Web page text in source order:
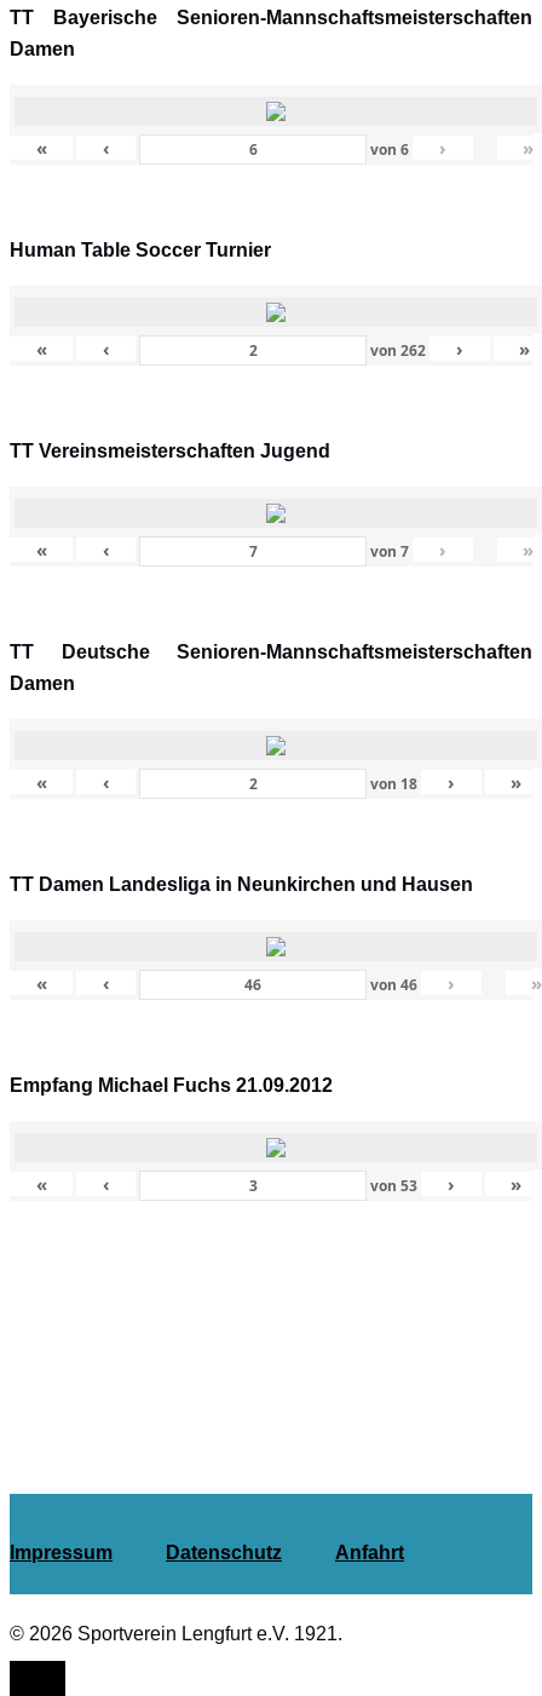
TT Bayerische Senioren-Mannschaftsmeisterschaften
Damen
« ‹ von6 › »
Human Table Soccer Turnier
« ‹ von262 › »
TT Vereinsmeisterschaften Jugend
« ‹ von7 › »
TT Deutsche Senioren-Mannschaftsmeisterschaften
Damen
« ‹ von 18 › »
TT Damen Landesliga in Neunkirchen und Hausen
« ‹ von46 › »
Empfang Michael Fuchs 21.09.2012
« ‹ von53 › »
Impressum Datenschutz Anfahrt
© 2026 Sportverein Lengfurt e.V. 1921.